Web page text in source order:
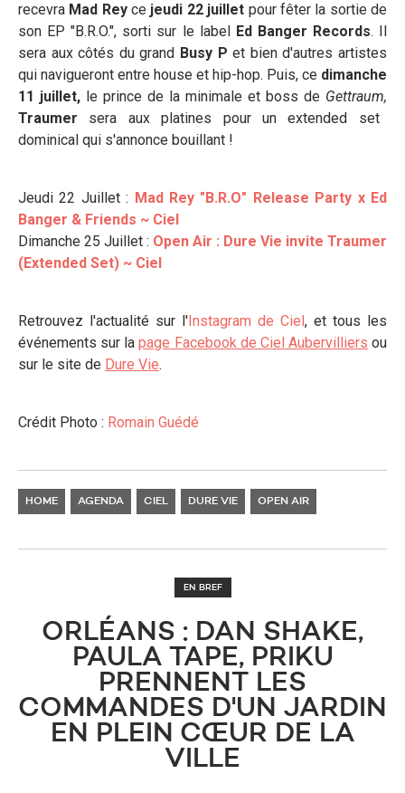
recevra Mad Reyce jeudi 22 juillet pour fêter la sortie de
son EP "B.R.O.", sorti sur le label Ed Banger Records. Il
sera aux côtés du grand Busy P et bien d'autres artistes
qui navigueront entre house et hip-hop. Puis, ce dimanche
11 juillet, le prince de la minimale et boss de Gettraum,
Traumer sera aux platines pour un extended set
dominical qui s'annonce bouillant !
Jeudi 22 Juillet : Mad Rey "B.R.O" Release Party x Ed
Banger & Friends ~ Ciel
Dimanche 25 Juillet : Open Air : Dure Vie invite Traumer
(Extended Set) ~ Ciel
Retrouvez l'actualité sur l'Instagram de Ciel, et tous les
événements sur lapage Facebook de Ciel Aubervilliers ou
sur le site de Dure Vie.
Crédit Photo : Romain Guédé
HOME AGENDA CIEL DURE VIE OPEN AIR
EN BREF
ORLÉANS : DAN SHAKE,
PAULA TAPE, PRIKU
PRENNENT LES
COMMANDES D'UN JARDIN
EN PLEIN CŒUR DE LA
VILLE